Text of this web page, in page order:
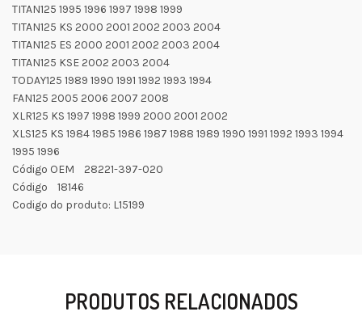
TITAN125 1995 1996 1997 1998 1999
TITAN125 KS 2000 2001 2002 2003 2004
TITAN125 ES 2000 2001 2002 2003 2004
TITAN125 KSE 2002 2003 2004
TODAY125 1989 1990 1991 1992 1993 1994
FAN125 2005 2006 2007 2008
XLR125 KS 1997 1998 1999 2000 2001 2002
XLS125 KS 1984 1985 1986 1987 1988 1989 1990 1991 1992 1993 1994
1995 1996
Código OEM 28221-397-020
Código 18146
Codigo do produto: L15199
PRODUTOS RELACIONADOS